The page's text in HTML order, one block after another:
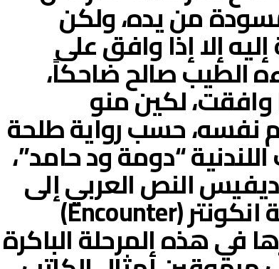
من يده، ولكن
إلا إذا وافق على
الطيب صالح ضاحكاً،
لكين منو
نفسه، حسب رواية طلحة
“دومة ود حامد”،
النص العربي إلى
الإنجليزية، ونشره في مجلة انكونتر (Encounter)
في هذه المرحلة الباكرة